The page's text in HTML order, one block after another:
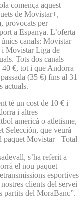
comença aquest
de Movistar+,
provocats per
a Espanya. L’oferta
canals: Movistar
i Movistar Liga de
Tots dos canals
40 €, tot i que Andorra
(35 €) fins al 31
actuals.
té un cost de 10 € i
i altres
americà o atletisme,
Selección, que veurà
paquet Movistar+ Total
s’ha referit a
el nou paquet
esportives
clients del servei
partits del MoraBanc”.